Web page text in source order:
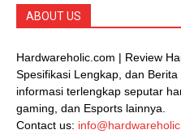
ABOUT US
Hardwareholic.com | Review
Spesifikasi Lengkap, dan Berita
informasi terlengkap seputar
gaming, dan Esports lainnya.
Contact us: